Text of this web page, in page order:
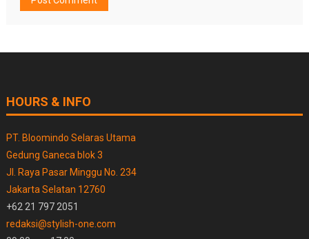
HOURS & INFO
PT. Bloomindo Selaras Utama
Gedung Ganeca blok 3
Jl. Raya Pasar Minggu No. 234
Jakarta Selatan 12760
+62 21 797 2051
redaksi@stylish-one.com